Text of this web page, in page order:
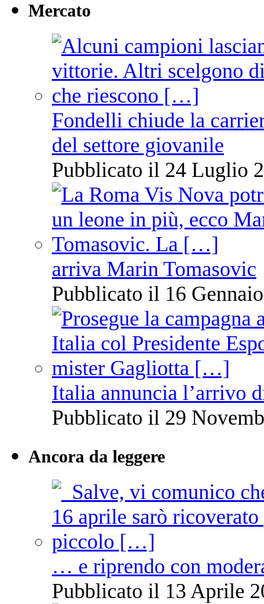
Mercato
Fondelli chiude la
del settore giovanile
Pubblicato il 24 Luglio
arriva Marin Tomasovic
Pubblicato il 16
Italia annuncia l’arrivo
Pubblicato il 29
Ancora da leggere
… e riprendo con
Pubblicato il 13 Aprile